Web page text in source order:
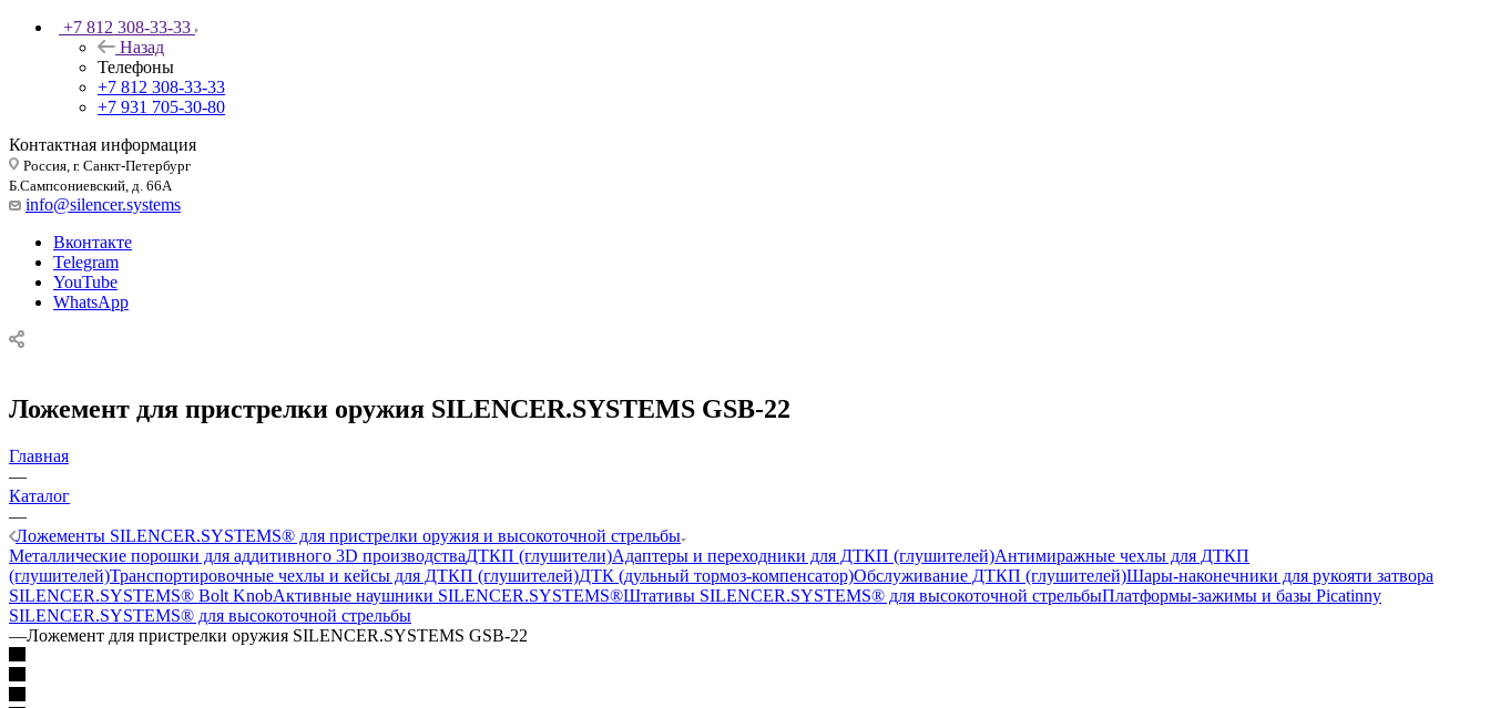
+7 812 308-33-33
Назад
Телефоны
+7 812 308-33-33
+7 931 705-30-80
Контактная информация
Россия, г. Санкт-Петербург
Б.Сампсониевский, д. 66А
info@silencer.systems
Вконтакте
Telegram
YouTube
WhatsApp
Ложемент для пристрелки оружия SILENCER.SYSTEMS GSB-22
Главная
—
Каталог
—
Ложементы SILENCER.SYSTEMS® для пристрелки оружия и высокоточной стрельбы
Металлические порошки для аддитивного 3D производстваДТКП (глушители)Адаптеры и переходники для ДТКП (глушителей)Антимиражные чехлы для ДТКП
(глушителей)Транспортировочные чехлы и кейсы для ДТКП (глушителей)ДТК (дульный тормоз-компенсатор)Обслуживание ДТКП (глушителей)Шары-наконечники для рукояти затвора
SILENCER.SYSTEMS® Bolt KnobАктивные наушники SILENCER.SYSTEMS®Штативы SILENCER.SYSTEMS® для высокоточной стрельбыПлатформы-зажимы и базы Picatinny
SILENCER.SYSTEMS® для высокоточной стрельбы
—Ложемент для пристрелки оружия SILENCER.SYSTEMS GSB-22